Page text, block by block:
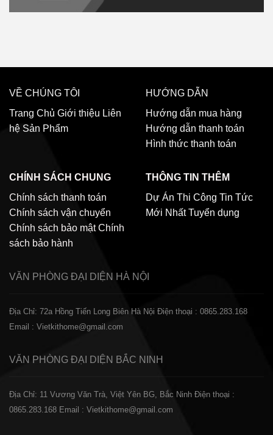
VỀ CHÚNG TÔI
Trang Chủ Giới thiệu Liên
hệ Sản Phẩm
HƯỚNG DẪN
Hướng dẫn mua hàng
Hướng dẫn thanh toán
Hình thức thanh toán
CHÍNH SÁCH CHUNG
Chính sách thanh toán
Chính sách vận chuyển
Chính sách bảo mật Chính
sách bảo hành
THÔNG TIN THÊM
Dự Án Thi Công Tin Tức
Mới Nhất Tuyển dụng
VĂN PHÒNG ĐẠI DIỆN HÀ NỘI
Địa Chỉ: 72a Hồng Tiến Long Biên Hà Nội Điện thoại : 0865.283.168
Email : Vietkithome@gmail.com
VĂN PHÒNG ĐẠI DIỆN BẮC NINH
Địa Chỉ: 11 Vương Văn Trà, Việt Yên BG, Bắc Ninh Điện thoại :
0865.283.168 Email : Vietkithome@gmail.com